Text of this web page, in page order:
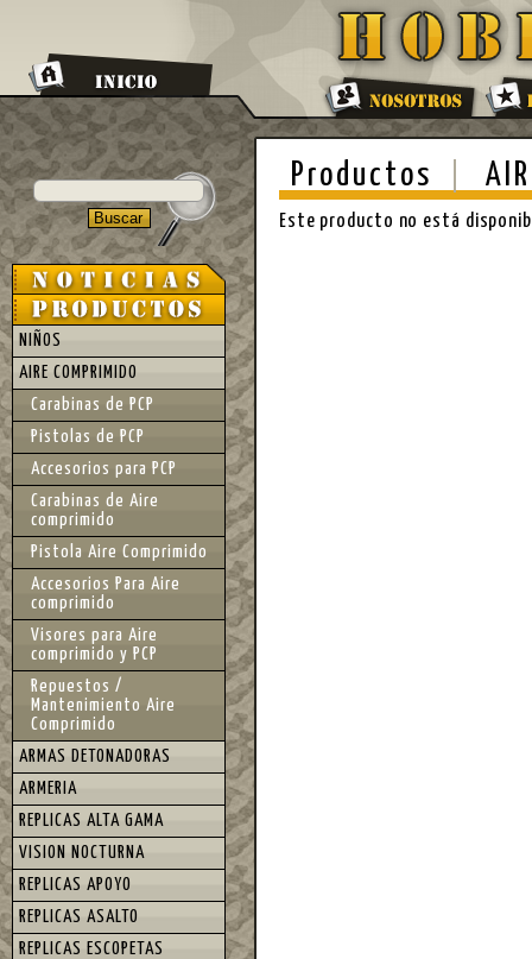
Productos
Este producto no está
NIÑOS
AIRE COMPRIMIDO
Carabinas de PCP
Pistolas de PCP
Accesorios para PCP
Carabinas de Aire
comprimido
Pistola Aire Comprimido
Accesorios Para Aire
comprimido
Visores para Aire
comprimido y PCP
Repuestos /
Mantenimiento Aire
Comprimido
ARMAS DETONADORAS
ARMERIA
REPLICAS ALTA GAMA
VISION NOCTURNA
REPLICAS APOYO
REPLICAS ASALTO
REPLICAS ESCOPETAS